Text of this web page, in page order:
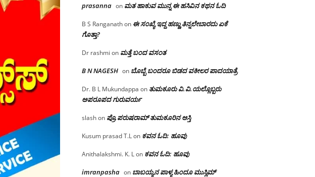
prasanna on ಮತ ಹಾಕುವ ಮುನ್ನ ಈ ಹಸಿವಿನ ಕಥನ ಓದಿ
B S Ranganathon ಈ ಸಂಖ್ಯೆ ಇದ್ದ ಹಣ್ಣು ತಿನ್ನಲೇಬಾರದು ಏಕೆ
ಗೊತ್ತಾ?
Dr rashmi on ಮತ್ತೆ ಬಂದ ವಸಂತ
B N NAGESH on ಬೊಬ್ಬೆ ಬಂದರೂ ಬಿಡದ ವಕೀಲರ ಪಾದಯಾತ್ರೆ
Dr. B L Mukundappa on ತುಮಕೂರು‌ ವಿ.ವಿ.ಯಲ್ಲೊಬ್ಬರು
ಅಪರೂಪದ ಗುರುವರ್ಯ
slashon ಪ್ರೊ.ಪರುಷರಾಮ್ ತುಮಕೂರಿನ ಆಸ್ತಿ
Kusum prasad T.Lon ಕವನ ಓದಿ: ಹೂವು
Anithalakshmi. K. Lon ಕವನ ಓದಿ: ಹೂವು
imranpasha on ಬಾಬಯ್ಯನ ಪಾಳ್ಯ ಹಿಂದೂ ಮುಸ್ಲಿಮ್